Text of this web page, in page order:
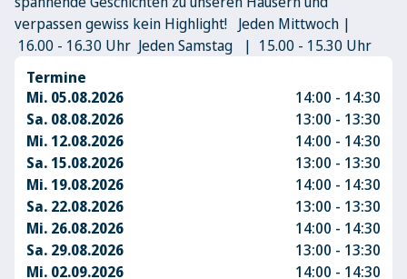
verpassen gewiss kein Highlight! Jeden Mittwoch |
16.00 - 16.30 Uhr Jeden Samstag | 15.00 - 15.30 Uhr
Termine
Mi. 05.08.2026
14:00 - 14:30
Sa. 08.08.2026
13:00 - 13:30
Mi. 12.08.2026
14:00 - 14:30
Sa. 15.08.2026
13:00 - 13:30
Mi. 19.08.2026
14:00 - 14:30
Sa. 22.08.2026
13:00 - 13:30
Mi. 26.08.2026
14:00 - 14:30
Sa. 29.08.2026
13:00 - 13:30
Mi. 02.09.2026
14:00 - 14:30